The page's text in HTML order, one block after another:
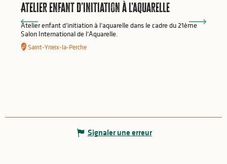
Atelier enfant d'initiation à l'aquarelle
Atelier enfant d’initiation à l’aquarelle dans le cadre du 21ème
Salon International de l’Aquarelle.
Saint-Yrieix-la-Perche
Signaler une erreur